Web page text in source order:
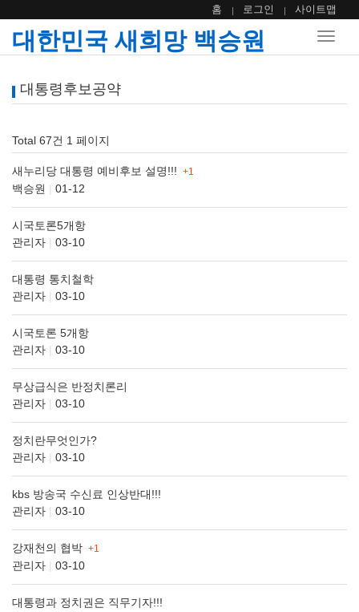
홈 로그인 사이트맵
Toggle
대한민국 새희망 백승원
대통령후보공약
Total 67건 1 페이지
새누리당 대통령 예비후보 설명!!! +1
백승원 | 01-12
시국토론5개항
관리자 | 03-10
대통령 통치철학
관리자 | 03-10
시국토론 5개항
관리자 | 03-10
무상급식은 반정치론리
관리자 | 03-10
정치란무엇인가?
관리자 | 03-10
kbs 방송국 수신료 인상반대!!!
관리자 | 03-10
강재천의 협박 +1
관리자 | 03-10
대통령과 정치권은 직무기자!!!